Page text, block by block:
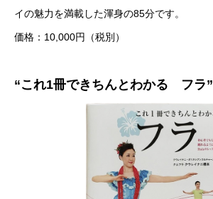
イの魅力を満載した渾身の85分です。
価格：10,000円（税別）
“これ1冊できちんとわかる フラ”